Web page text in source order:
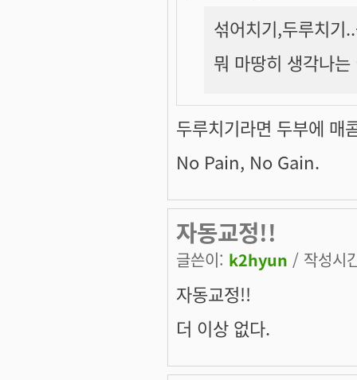
섞어치기,두루치기
뭐 마땅히 생각나
두루치기라면 두부에 매
No Pain, No Gain.
자동교정!!
글쓴이: k2hyun / 작성시
자동교정!!
더 이상 없다.